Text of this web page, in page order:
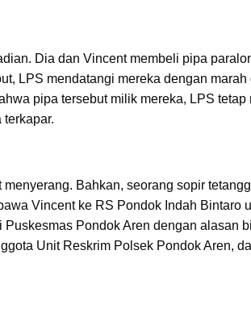
Dia dan Vincent membeli pipa
LPS mendatangi mereka dengan
pipa tersebut milik mereka, LPS tetap
Bahkan, seorang sopir
Vincent ke RS Pondok Indah Bintaro
Pondok Aren dengan alasan
Unit Reskrim Polsek Pondok Aren,